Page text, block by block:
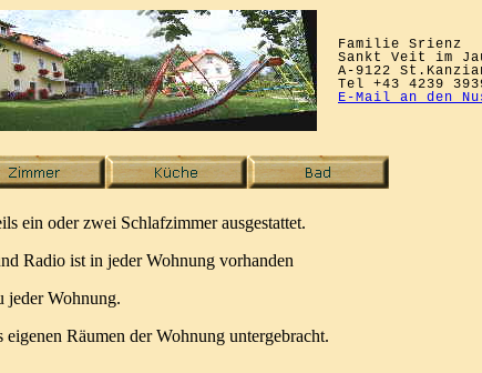
Familie Srienz
Sankt Veit im
A-9122
Tel +43 4239
E-Mail an den
ein oder zwei Schlafzimmer ausgestattet.
Radio ist in jeder Wohnung vorhanden
jeder Wohnung.
Räumen der Wohnung untergebracht.